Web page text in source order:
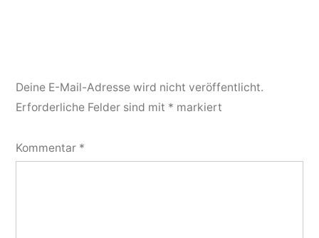
Deine E-Mail-Adresse wird nicht veröffentlicht.
Erforderliche Felder sind mit * markiert
Kommentar *